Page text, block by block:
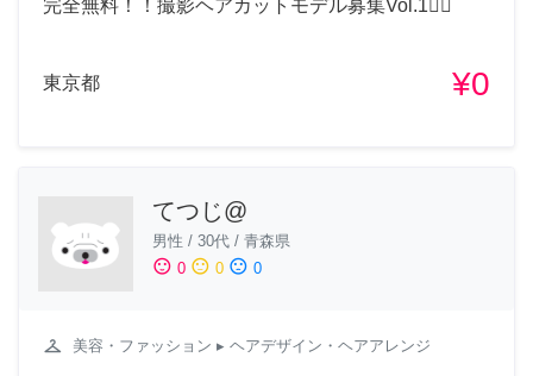
完全無料！！撮影ヘアカットモデル募集Vol.1💇‍♀️
東京都 ¥0
てつじ@
男性 / 30代 / 青森県
sentiment_satisfied 0 sentiment_neutral 0 sentiment_dissatisfied 0
checkroom 美容・ファッション ▸ ヘアデザイン・ヘアアレンジ